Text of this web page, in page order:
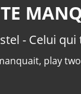
- Celui
, play two